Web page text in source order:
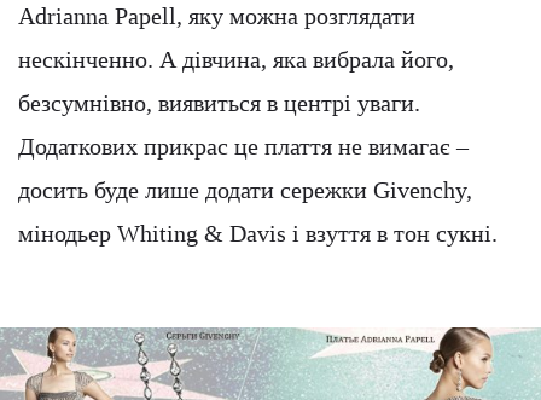
Adrianna Papell, яку можна розглядати
нескінченно. А дівчина, яка вибрала його,
безсумнівно, виявиться в центрі уваги.
Додаткових прикрас це плаття не вимагає –
досить буде лише додати сережки Givenchy,
мінодьер Whiting & Davis і взуття в тон сукні.